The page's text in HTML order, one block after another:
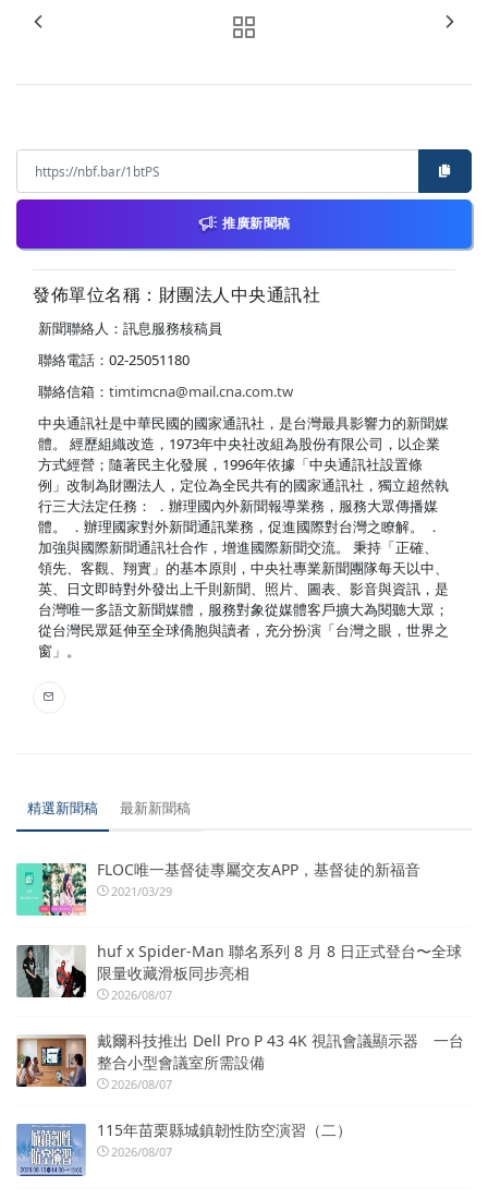
推廣新聞稿
發佈單位名稱：財團法人中央通訊社
新聞聯絡人：訊息服務核稿員
聯絡電話：02-25051180
聯絡信箱： timtimcna@mail.cna.com.tw
中央通訊社是中華民國的國家通訊社，是台灣最具影響力的新聞媒
體。 經歷組織改造，1973年中央社改組為股份有限公司，以企業
方式經營；隨著民主化發展，1996年依據「中央通訊社設置條
例」改制為財團法人，定位為全民共有的國家通訊社，獨立超然執
行三大法定任務： ．辦理國內外新聞報導業務，服務大眾傳播媒
體。 ．辦理國家對外新聞通訊業務，促進國際對台灣之瞭解。 ．
加強與國際新聞通訊社合作，增進國際新聞交流。 秉持「正確、
領先、客觀、翔實」的基本原則，中央社專業新聞團隊每天以中、
英、日文即時對外發出上千則新聞、照片、圖表、影音與資訊，是
台灣唯一多語文新聞媒體，服務對象從媒體客戶擴大為閱聽大眾；
從台灣民眾延伸至全球僑胞與讀者，充分扮演「台灣之眼，世界之
窗」。
精選新聞稿 最新新聞稿
FLOC唯一基督徒專屬交友APP，基督徒的新福音
2021/03/29
huf x Spider-Man 聯名系列 8 月 8 日正式登台〜全球
限量收藏滑板同步亮相
2026/08/07
戴爾科技推出 Dell Pro P 43 4K 視訊會議顯示器 一台
整合小型會議室所需設備
2026/08/07
115年苗栗縣城鎮韌性防空演習（二）
2026/08/07